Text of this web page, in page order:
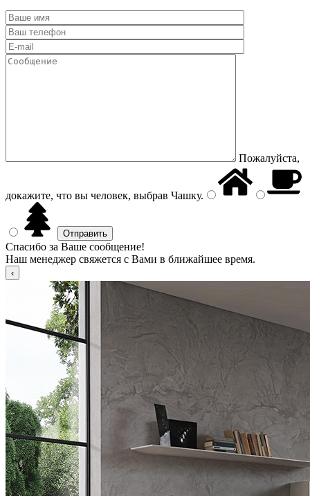
Пожалуйста,
докажите, что вы человек, выбрав Чашку.
Спасибо за Ваше сообщение!
Наш менеджер свяжется с Вами в ближайшее время.